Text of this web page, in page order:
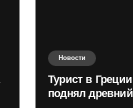
Новости
Турист в Греции
поднял древний